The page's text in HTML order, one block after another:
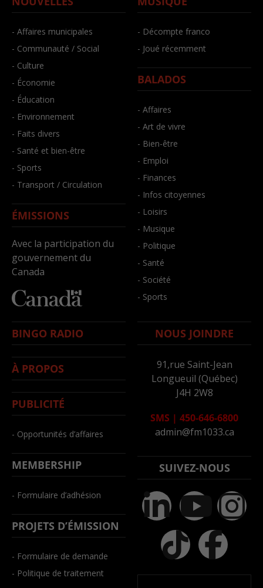
- Affaires municipales
- Communauté / Social
- Culture
- Économie
- Éducation
- Environnement
- Faits divers
- Santé et bien-être
- Sports
- Transport / Circulation
ÉMISSIONS
Avec la participation du
gouvernement du
Canada
- Décompte franco
- Joué récemment
BALADOS
- Affaires
- Art de vivre
- Bien-être
- Emploi
- Finances
- Infos citoyennes
- Loisirs
- Musique
- Politique
- Santé
- Société
- Sports
BINGO RADIO
À PROPOS
PUBLICITÉ
- Opportunités d’affaires
MEMBERSHIP
- Formulaire d’adhésion
PROJETS D’ÉMISSION
- Formulaire de demande
- Politique de traitement
NOUS JOINDRE
91,rue Saint-Jean
Longueuil (Québec)
J4H 2W8
SMS | 450-646-6800
admin@fm1033.ca
SUIVEZ-NOUS